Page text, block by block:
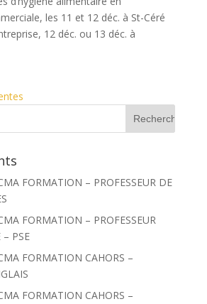
les 11 et 12 déc. à St-Céré
12 déc. ou 13 déc. à
FORMATION – PROFESSEUR DE
FORMATION – PROFESSEUR
PSE
FORMATION CAHORS –
FORMATION CAHORS –